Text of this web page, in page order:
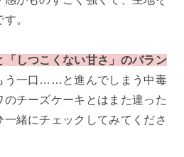
。
「しつこくない甘さ」のバラン
う一口……と進んでしまう中毒
チーズケーキとはまた違った
緒にチェックしてみてくださ